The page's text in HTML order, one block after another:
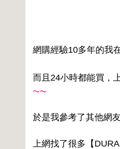
網購經驗10多年的我
而且24小時都能買，
~~
於是我參考了其他網
上網找了很多【